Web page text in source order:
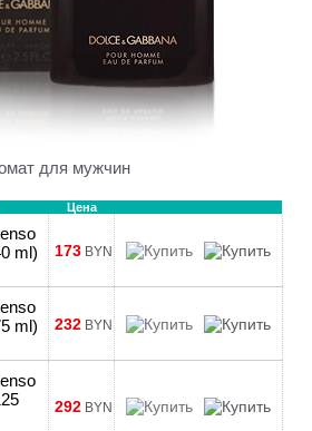
для мужчин
Цена
ml)
173 BYN
ml)
232 BYN
292 BYN